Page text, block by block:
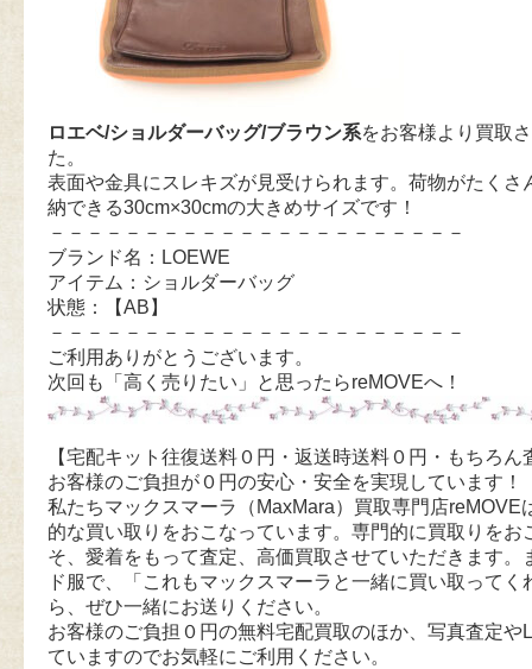
ロエベ/ショルダーバッグ/ブラウン系をお客様より買取
た。
表面や金具にスレキズが見受けられます。荷物がたくさ
納できる30cm×30cmの大きめサイズです！
－－－－－－－－－－－－－－－－－－－－－－
ブランド名：LOEWE
アイテム：ショルダーバッグ
状態：【AB】
－－－－－－－－－－－－－－－－－－－－－－
ご利用ありがとうございます。
次回も「高く売りたい」と思ったらreMOVEへ！
【宅配キット往復送料０円・返送時送料０円・もちろん
お客様のご負担が０円の安心・安全を実現しています！
私たちマックスマーラ（MaxMara）買取専門店reMOVE
的な買い取りをおこなっています。専門的に買取りをお
そ、愛着をもって査定、高価買取させていただきます。
ド服で、「これもマックスマーラと一緒に買い取ってく
ら、ぜひ一緒にお送りください。
お客様のご負担０円の無料宅配買取のほか、写真査定や
ていますのでお気軽にご利用ください。